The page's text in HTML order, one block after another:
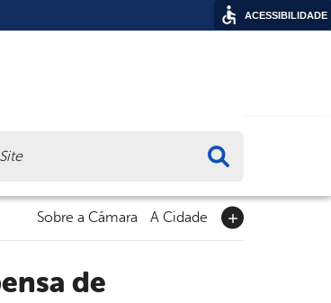
Sobre a Câmara A Cidade
ACESSIBILIDADE